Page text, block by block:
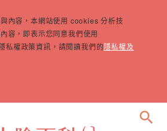
內容，本網站使用 cookies 分析技
容，即表示您同意我們使用
私權政策資訊，請閱讀我們的隱私權及
search